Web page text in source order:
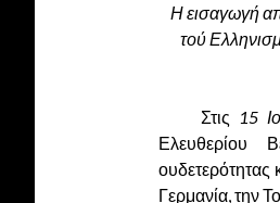
Η εισαγωγή
τού
Στις 15
Ελευθερίου
ουδετερότητας
Γερμανία, την